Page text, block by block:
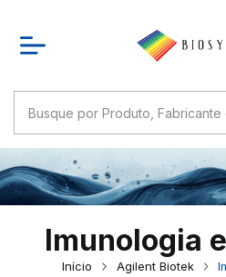
Imunologia
Início Agilent Biotek